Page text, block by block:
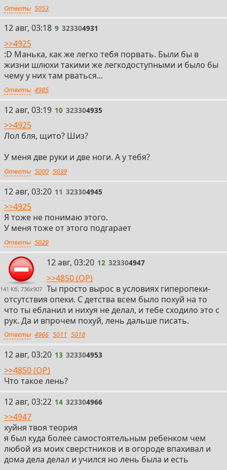
Ответы 5053
9
12 авг, 03:18 9 323304931
>>4925
:D Манька, как же легко тебя порвать. Были бы в
жизни шлюхи такими же легкодоступными и было бы
чему у них там рваться...
Ответы 4985
10
12 авг, 03:19 10 323304935
>>4925
Лол бля, щито? Шиз?
У меня две руки и две ноги. А у тебя?
Ответы 5000 5039
11
12 авг, 03:20 11 323304945
>>4925
Я тоже не понимаю этого.
У меня тоже от этого подгарает
Ответы 5029
141 Кб, 736x907
12
12 авг, 03:20 12 323304947
>>4850 (OP)
Ты просто вырос в условиях гиперопеки-
отсутствия опеки. С детства всем было похуй на то
что ты ебланил и нихуя не делал, и тебе сходило это с
рук. Да и впрочем похуй, лень дальше писать.
Ответы 4966 5011 5018
13
12 авг, 03:20 13 323304953
>>4850 (OP)
Что такое лень?
14
12 авг, 03:22 14 323304966
>>4947
хуйня твоя теория
я был куда более самостоятельным ребенком чем
любой из моих сверстников и в огороде впахивал и
дома дела делал и учился но лень была и есть